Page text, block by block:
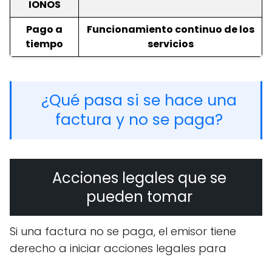
IONOS
Pago a
tiempo
Funcionamiento continuo de los
servicios
¿Qué pasa si se hace una
factura y no se paga?
Acciones legales que se
pueden tomar
Si una factura no se paga, el emisor tiene
derecho a iniciar acciones legales para